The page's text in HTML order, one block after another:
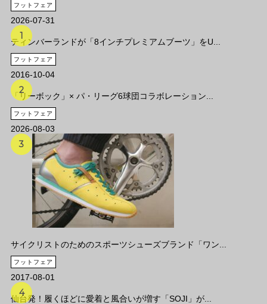
フットフェア
2026-07-31
ティンバーランドが「8インチプレミアムブーツ」をU...
フットフェア
2016-10-04
「リーボック」× パ・リーグ6球団コラボレーション...
フットフェア
2026-08-03
サイクリストのためのスポーツシューズブランド「ワン...
フットフェア
2017-08-01
仙台発！履くほどに愛着と風合いが増す「SOJI」が...